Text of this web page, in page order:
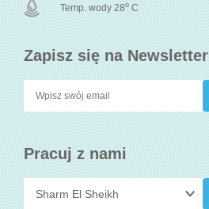
Zapisz się na Newsletter
Pracuj z nami
Temp. wody 28o C